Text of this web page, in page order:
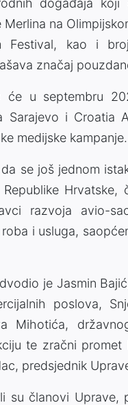
na
Festival, kao i
značaj
u septembru
Sarajevo i Croatia
medijske kampanje.
se još jednom
razvoja avio-
i usluga,
je Jasmin
poslova,
Mihotića,
te zračni promet
predsjednik
su članovi Uprave,